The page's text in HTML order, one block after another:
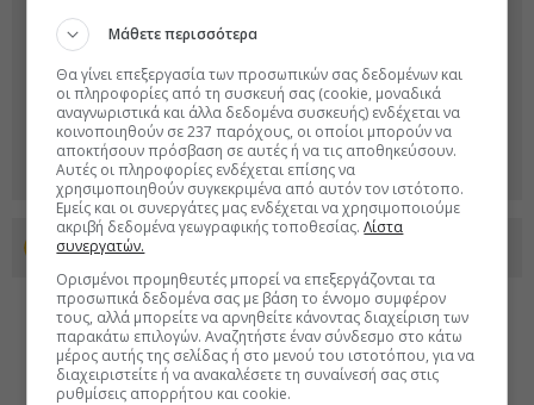
Προσθέστε το euro2day.gr στο Discover
Μάθετε περισσότερα
Θα γίνει επεξεργασία των προσωπικών σας δεδομένων και
οι πληροφορίες από τη συσκευή σας (cookie, μοναδικά
αναγνωριστικά και άλλα δεδομένα συσκευής) ενδέχεται να
κοινοποιηθούν σε 237 παρόχους, οι οποίοι μπορούν να
αποκτήσουν πρόσβαση σε αυτές ή να τις αποθηκεύσουν.
Αυτές οι πληροφορίες ενδέχεται επίσης να
χρησιμοποιηθούν συγκεκριμένα από αυτόν τον ιστότοπο.
Εμείς και οι συνεργάτες μας ενδέχεται να χρησιμοποιούμε
ακριβή δεδομένα γεωγραφικής τοποθεσίας.Λίστα
συνεργατών.
Ορισμένοι προμηθευτές μπορεί να επεξεργάζονται τα
προσωπικά δεδομένα σας με βάση το έννομο συμφέρον
τους, αλλά μπορείτε να αρνηθείτε κάνοντας διαχείριση των
παρακάτω επιλογών. Αναζητήστε έναν σύνδεσμο στο κάτω
μέρος αυτής της σελίδας ή στο μενού του ιστοτόπου, για να
διαχειριστείτε ή να ανακαλέσετε τη συναίνεσή σας στις
ρυθμίσεις απορρήτου και cookie.